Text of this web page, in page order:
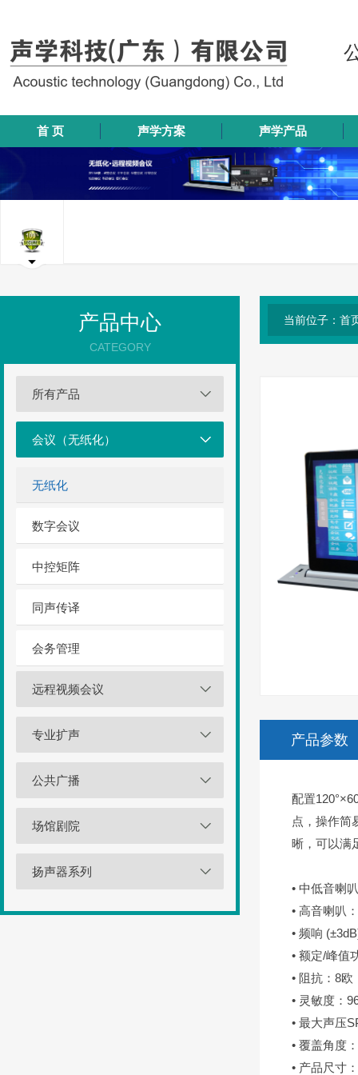
首 页 声学方案 声学产品
产品中心
CATEGORY
所有产品
会议（无纸化）
无纸化
数字会议
中控矩阵
同声传译
会务管理
远程视频会议
专业扩声
公共广播
场馆剧院
扬声器系列
当前位子：首
产品参数
配置
点，操作简
晰，可以满
• 中低音喇
• 高音喇叭
• 频响
• 额定/峰值
• 阻抗：8欧
• 灵敏度：
• 最大声压
• 覆盖角度
• 产品尺寸